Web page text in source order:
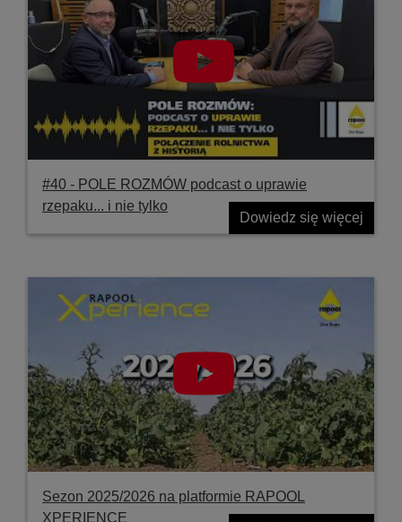
#40 ‐ POLE ROZMÓW podcast o uprawie
rzepaku... i nie tylko
Dowiedz się więcej
Sezon 2025/2026 na platformie RAPOOL
XPERIENCE